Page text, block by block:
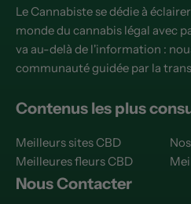
Le Cannabiste se dédie à
monde du cannabis légal avec
va au-delà de l'information :
communauté guidée par la
Contenus les plus
Meilleurs sites CBD
Meilleures fleurs CBD
Nous Contacter